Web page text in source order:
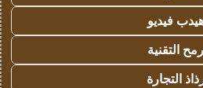
فيديو
رمح التقنية
التجارة